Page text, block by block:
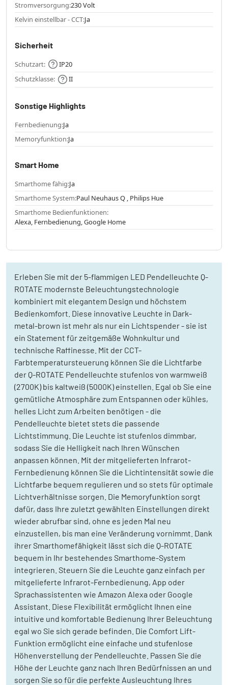
Stromversorgung:230 Volt
Kelvin einstellbar - CCT:Ja
Sicherheit
Schutzart:
IP20
Schutzklasse:
II
Sonstige Highlights
Fernbedienung:Ja
Memoryfunktion:Ja
Smart Home
Smarthome fähig:Ja
Smarthome System:Paul Neuhaus Q , Philips Hue
Smarthome Bedienfunktionen:
Alexa, Fernbedienung, Google Home
Erleben Sie mit der 5-flammigen LED Pendelleuchte Q-
ROTATE modernste Beleuchtungstechnologie
kombiniert mit elegantem Design und höchstem
Bedienkomfort. Diese innovative Leuchte in Dark-
metal-brown ist mehr als nur ein Lichtspender - sie ist
ein Statement für zeitgemäße Wohnkultur und
technische Raffinesse. Mit der CCT-
Farbtemperatursteuerung können Sie die Lichtfarbe
der Q-ROTATE Pendelleuchte stufenlos von warmweiß
(2700K) bis kaltweiß (5000K) einstellen. Egal ob Sie eine
gemütliche Atmosphäre zum Entspannen oder kühles,
helles Licht zum Arbeiten benötigen - die
Pendelleuchte bietet stets die passende
Lichtstimmung. Die Leuchte ist stufenlos dimmbar,
sodass Sie die Helligkeit nach Ihren Wünschen
anpassen können. Mit der mitgelieferten Infrarot-
Fernbedienung können Sie die Lichtintensität sowie die
Lichtfarbe bequem regulieren und so stets für optimale
Lichtverhältnisse sorgen. Die Memoryfunktion sorgt
dafür, dass Ihre zuletzt gewählten Einstellungen direkt
wieder abrufbar sind, ohne es jeden Mal neu
einzustellen, bis man eine Veränderung vornimmt. Dank
ihrer Smarthomefähigkeit lässt sich die Q-ROTATE
bequem in Ihr bestehendes Smarthome-System
integrieren. Steuern Sie die Leuchte ganz einfach per
mitgelieferte Infrarot-Fernbedienung, App oder
Sprachassistenten wie Amazon Alexa oder Google
Assistant. Diese Flexibilität ermöglicht Ihnen eine
intuitive und komfortable Bedienung Ihrer Beleuchtung
egal wo Sie sich gerade befinden. Die Comfort Lift-
Funktion ermöglicht eine einfache und stufenlose
Höhenverstellung der Pendelleuchte. Passen Sie die
Höhe der Leuchte ganz nach Ihren Bedürfnissen an und
sorgen Sie so für die perfekte Ausleuchtung Ihres